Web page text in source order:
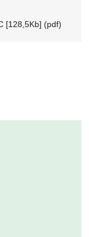
[128,5Kb] (pdf)